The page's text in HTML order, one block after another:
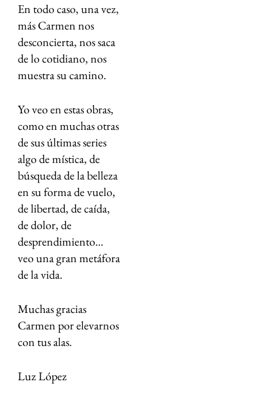
En todo caso, una vez,
más Carmen nos
desconcierta, nos saca
de lo cotidiano, nos
muestra su camino.
Yo veo en estas obras,
como en muchas otras
de sus últimas series
algo de mística, de
búsqueda de la belleza
en su forma de vuelo,
de libertad, de caída,
de dolor, de
desprendimiento…
veo una gran metáfora
de la vida.
Muchas gracias
Carmen por elevarnos
con tus alas.
Luz López